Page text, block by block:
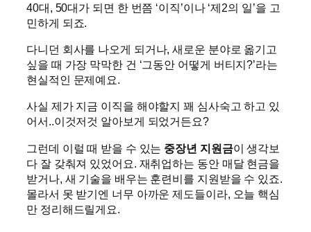
40대, 50대가 되면 한 번쯤 ‘이직’이나 ‘제2의 일’을 고
민하게 되죠.
다니던 회사를 나오게 되거나, 새로운 분야로 옮기고
싶을 때 가장 막막한 건 ‘그동안 어떻게 버티지?’라는
현실적인 문제예요.
사실 제가 지금 이직을 해야할지 꽤 심사숙고 하고 있
어서..이것저것 알아보게 되었거든요?
그런데 이럴 때 받을 수 있는 중장년 지원금이 생각보
다 잘 갖춰져 있었어요. 재취업하는 동안 매달 현금을
받거나, 새 기술을 배우는 훈련비를 지원받을 수 있죠.
몰라서 못 받기엔 너무 아까운 제도들이라, 오늘 핵심
만 정리해드릴게요.